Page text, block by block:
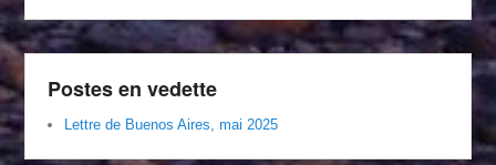
Postes en vedette
Lettre de Buenos Aires, mai 2025